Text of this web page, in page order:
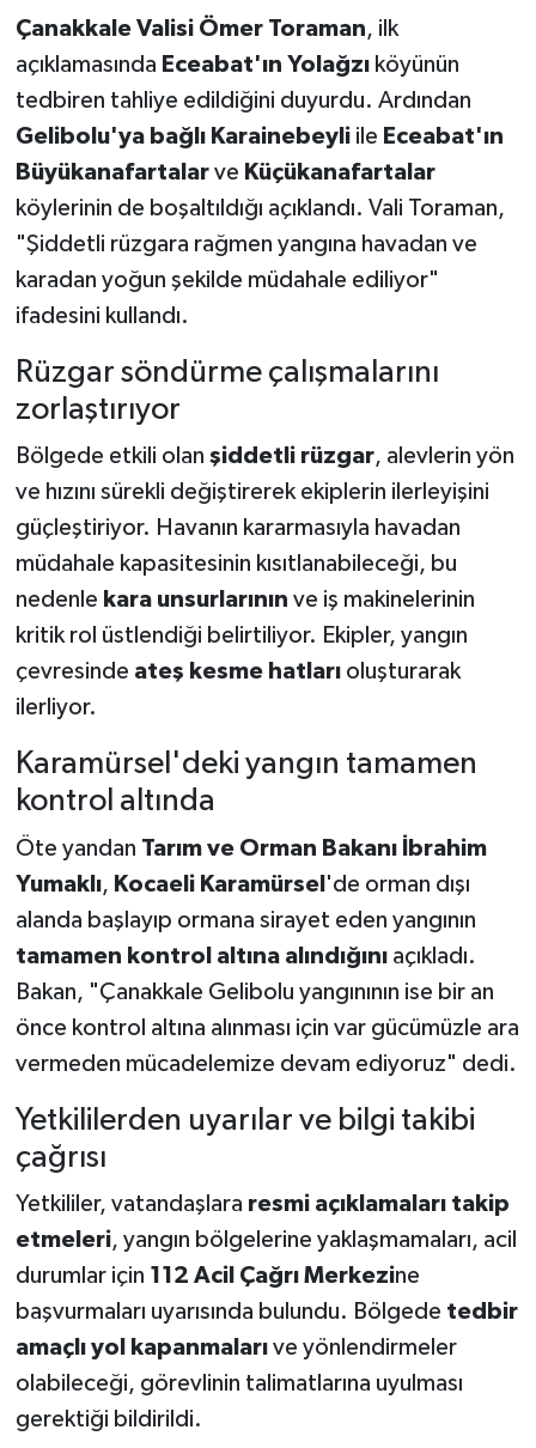
Çanakkale Valisi Ömer Toraman, ilk
açıklamasında Eceabat'ın Yolağzıköyünün
tedbiren tahliye edildiğini duyurdu. Ardından
Gelibolu'ya bağlı Karainebeyliile Eceabat'ın
Büyükanafartalarve Küçükanafartalar
köylerinin de boşaltıldığı açıklandı. Vali Toraman,
"Şiddetli rüzgara rağmen yangına havadan ve
karadan yoğun şekilde müdahale ediliyor"
ifadesini kullandı.
Rüzgar söndürme çalışmalarını
zorlaştırıyor
Bölgede etkili olan şiddetli rüzgar, alevlerin yön
ve hızını sürekli değiştirerek ekiplerin ilerleyişini
güçleştiriyor. Havanın kararmasıyla havadan
müdahale kapasitesinin kısıtlanabileceği, bu
nedenle kara unsurlarının ve iş makinelerinin
kritik rol üstlendiği belirtiliyor. Ekipler, yangın
çevresinde ateş kesme hatlarıoluşturarak
ilerliyor.
Karamürsel'deki yangın tamamen
kontrol altında
Öte yandan Tarım ve Orman Bakanı İbrahim
Yumaklı, Kocaeli Karamürsel 'de orman dışı
alanda başlayıp ormana sirayet eden yangının
tamamen kontrol altına alındığınıaçıkladı.
Bakan, "Çanakkale Gelibolu yangınının ise bir an
önce kontrol altına alınması için var gücümüzle ara
vermeden mücadelemize devam ediyoruz" dedi.
Yetkililerden uyarılar ve bilgi takibi
çağrısı
Yetkililer, vatandaşlara resmi açıklamaları takip
etmeleri, yangın bölgelerine yaklaşmamaları, acil
durumlar için 112 Acil Çağrı Merkezine
başvurmaları uyarısında bulundu. Bölgede tedbir
amaçlı yol kapanmalarıve yönlendirmeler
olabileceği, görevlinin talimatlarına uyulması
gerektiği bildirildi.